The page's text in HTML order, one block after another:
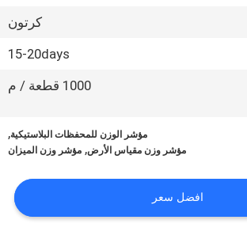
كرتون
15-20days
1000 قطعة / م
مؤشر الوزن للمحفظات البلاستيكية,
مؤشر وزن مقياس الأرض, مؤشر وزن الميزان
افضل سعر